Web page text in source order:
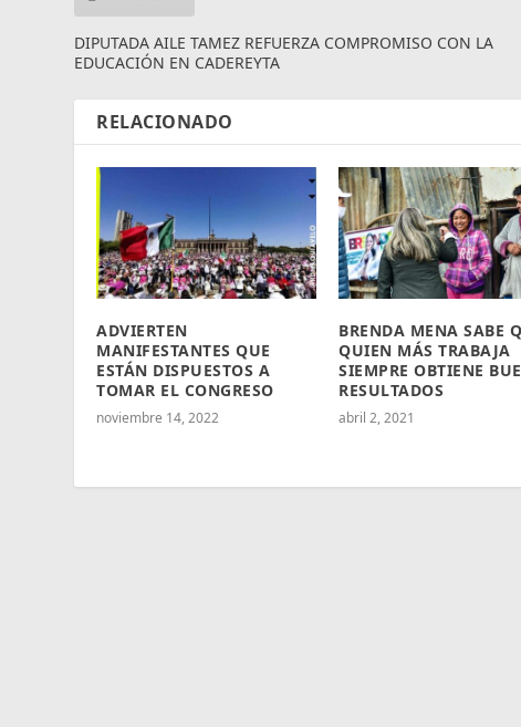
DIPUTADA AILE TAMEZ REFUERZA COMPROMISO CON LA
EDUCACIÓN EN CADEREYTA
RELACIONADO
ADVIERTEN
MANIFESTANTES QUE
ESTÁN DISPUESTOS A
TOMAR EL CONGRESO
noviembre 14, 2022
BRENDA MENA SABE
QUIEN MÁS TRABAJA
SIEMPRE OBTIENE
RESULTADOS
abril 2, 2021